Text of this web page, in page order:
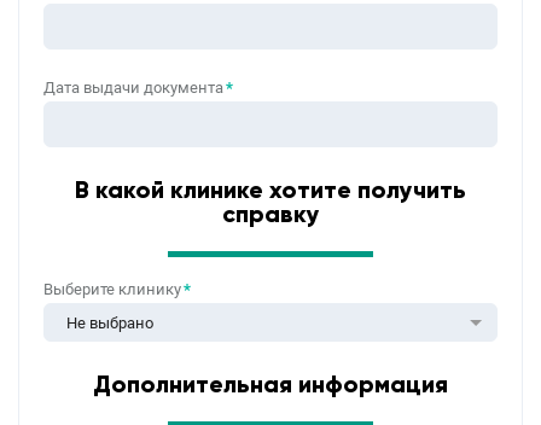
Дата выдачи документа*
В какой клинике хотите получить
справку
Выберите клинику*
Не выбрано
Дополнительная информация